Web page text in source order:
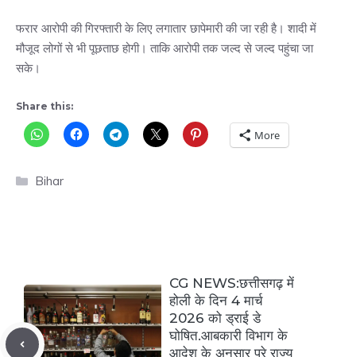
फरार आरोपी की गिरफ्तारी के लिए लगातार छापेमारी की जा रही है। शादी में
मौजूद लोगों से भी पूछताछ होगी। ताकि आरोपी तक जल्द से जल्द पहुंचा जा
सके।
Share this:
More
Categories
Bihar
CG NEWS:छत्तीसगढ़ में
होली के दिन 4 मार्च
2026 को ड्राई डे
घोषित.आबकारी विभाग के
आदेश के अनुसार पूरे राज्य